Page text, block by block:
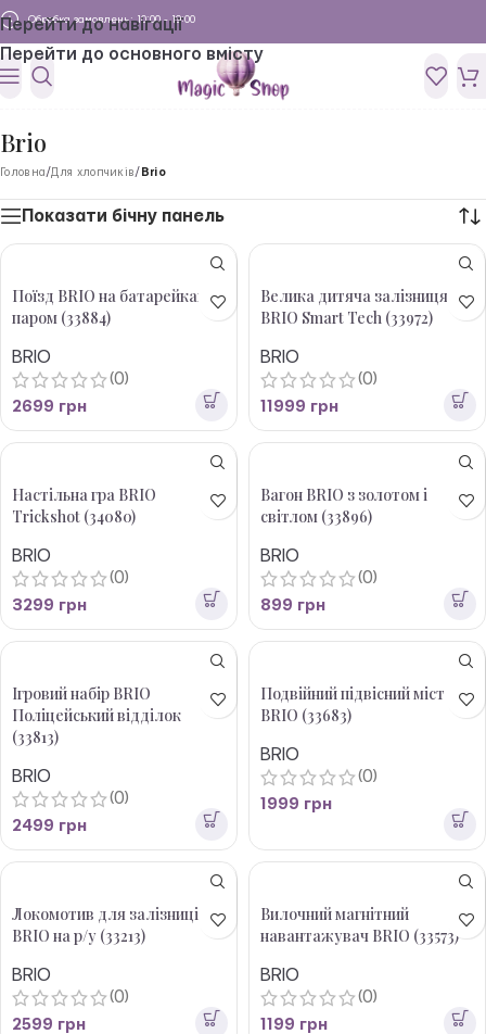
Перейти до навігації
Перейти до основного вмісту
Обробка замовлень: 10:00 - 19:00
Brio
Головна /Для хлопчиків / Brio
Показати бічну панель
Поїзд BRIO на батарейках і з
паром (33884)
BRIO
(0)
2699 грн
Велика дитяча залізниця
BRIO Smart Tech (33972)
BRIO
(0)
11999 грн
Настільна гра BRIO
Trickshot (34080)
BRIO
(0)
3299 грн
Вагон BRIO з золотом і
світлом (33896)
BRIO
(0)
899 грн
Ігровий набір BRIO
Поліцейський відділок
(33813)
BRIO
(0)
2499 грн
Подвійний підвісний міст
BRIO (33683)
BRIO
(0)
1999 грн
Локомотив для залізниці
BRIO на р/у (33213)
BRIO
(0)
2599 грн
Вилочний магнітний
навантажувач BRIO (33573)
BRIO
(0)
1199 грн